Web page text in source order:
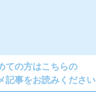
ての方はこちらの
記事をお読みください